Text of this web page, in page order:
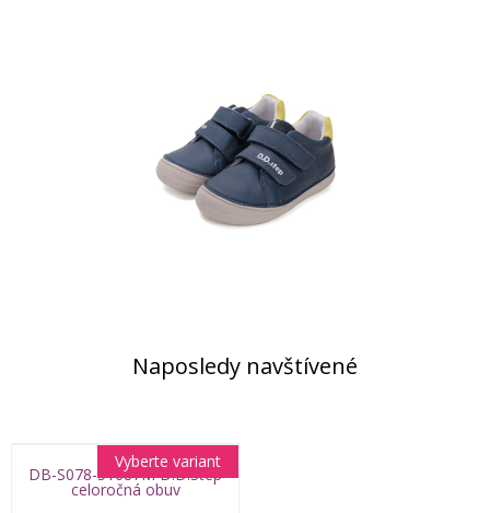
Naposledy navštívené
DB-S078-51687M D.D.Step
celoročná obuv
Vyberte variant